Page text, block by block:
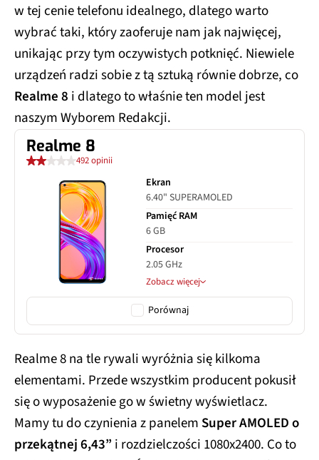
w tej cenie telefonu idealnego, dlatego warto
wybrać taki, który zaoferuje nam jak najwięcej,
unikając przy tym oczywistych potknięć. Niewiele
urządzeń radzi sobie z tą sztuką równie dobrze, co
Realme 8 i dlatego to właśnie ten model jest
naszym Wyborem Redakcji.
Realme 8
492 opinii
Ekran
6.40" SUPERAMOLED
Pamięć RAM
6 GB
Procesor
2.05 GHz
Zobacz więcej
Porównaj
Realme 8 na tle rywali wyróżnia się kilkoma
elementami. Przede wszystkim producent pokusił
się o wyposażenie go w świetny wyświetlacz.
Mamy tu do czynienia z panelem Super AMOLED o
przekątnej 6,43” i rozdzielczości 1080x2400. Co to